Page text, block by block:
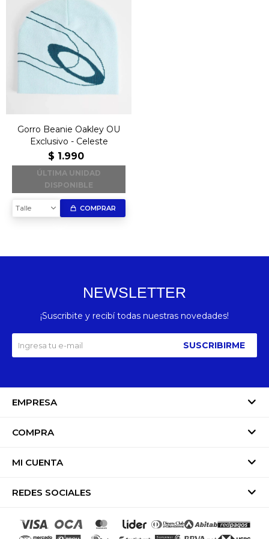
Gorro Beanie Oakley OU
Exclusivo - Celeste
$ 1.990
ÚLTIMA UNIDAD
DISPONIBLE
Talle COMPRAR
EMPRESA
COMPRA
MI CUENTA
REDES SOCIALES
NEWSLETTER
¡Suscribite y recibí todas nuestras novedades!
SUSCRIBIRME